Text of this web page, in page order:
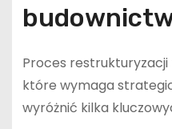
Proces restrukturyzacji
które wymaga
wyróżnić kilka